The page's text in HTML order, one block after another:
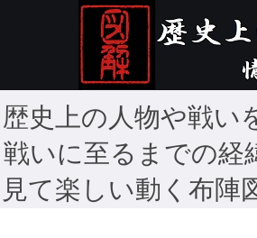
歴史上の人物や戦い
戦いに至るまでの経
見て楽しい動く布陣